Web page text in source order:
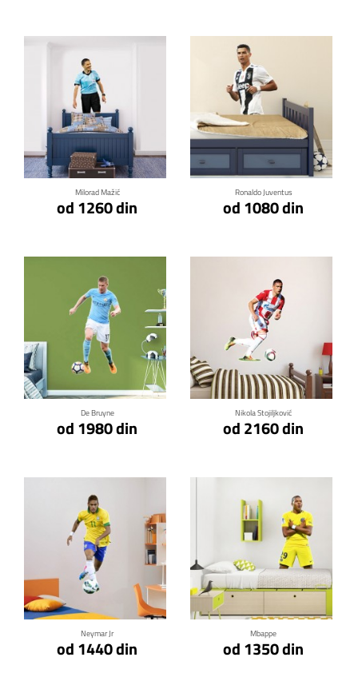
Milorad Mažić
od 1260 din
Klikni za detalje
Ronaldo Juventus
od 1080 din
Klikni za detalje
De Bruyne
od 1980 din
Klikni za detalje
Nikola Stojiljković
od 2160 din
Klikni za detalje
Neymar Jr
od 1440 din
Klikni za detalje
Mbappe
od 1350 din
Klikni za detalje